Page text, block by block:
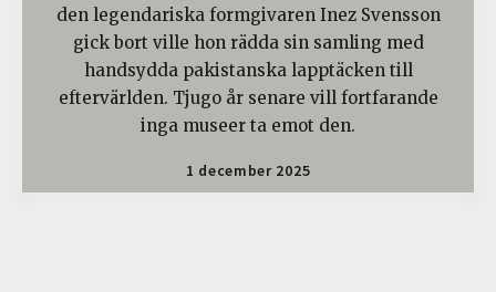
den legendariska formgivaren Inez Svensson
gick bort ville hon rädda sin samling med
handsydda pakistanska lapptäcken till
eftervärlden. Tjugo år senare vill fortfarande
inga museer ta emot den.
1 december 2025